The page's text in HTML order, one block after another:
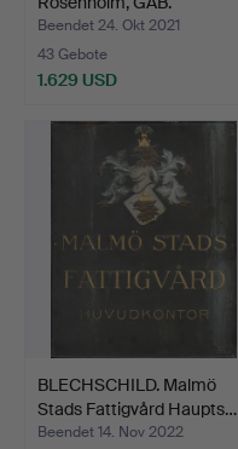
Beendet 24. Okt 2021
43 Gebote
1.629 USD
BLECHSCHILD. Malmö
Stads Fattigvård Haupts…
Beendet 14. Nov 2022